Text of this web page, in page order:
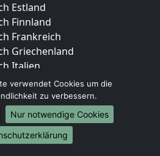
Estland
Finnland
Frankreich
Griechenland
Italien
Liechtenstein
Luxemburg
Niederlande
Norwegen
verwendet Cookies um die
zu verbessern.
Nur notwendige Cookies